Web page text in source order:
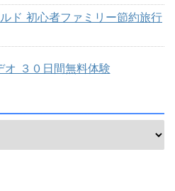
ド 初心者ファミリー節約旅行
オ ３０日間無料体験